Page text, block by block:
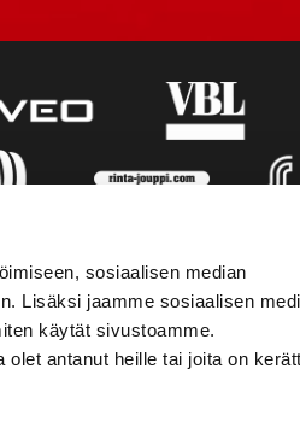
sosiaalisen median
Lisäksi jaamme sosiaalisen
käytät sivustoamme.
antanut heille tai joita on